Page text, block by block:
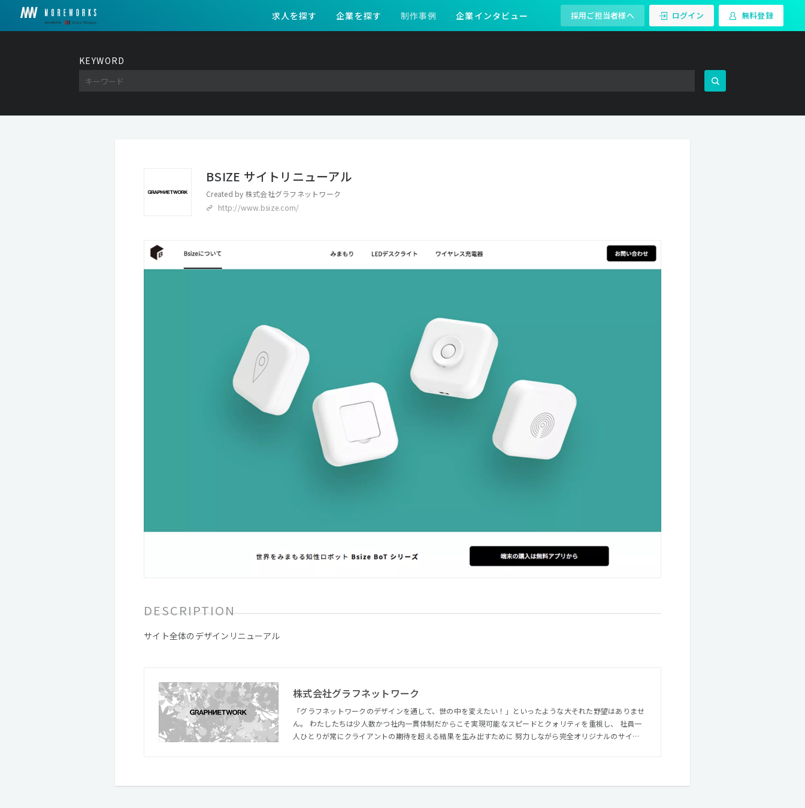
求人を探す 企業を探す 制作事例 企業インタビュー 採用ご担当者様へ ログイン 無料登録
KEYWORD
BSIZE サイトリニューアル
Created by 株式会社グラフネットワーク
http://www.bsize.com/
DESCRIPTION
サイト全体のデザインリニューアル
株式会社グラフネットワーク
「グラフネットワークのデザインを通して、世の中を変えたい！」といったような大それた野望はありませ
ん。 わたしたちは少人数かつ社内一貫体制だからこそ実現可能なスピードとクォリティを重視し、 社員一
人ひとりが常にクライアントの期待を超える結果を生み出すために 努力しながら完全オリジナルのサイト
のデザイナーが担当するのが基本。 クライアントとのコミュニケーションも各制作担当者が行うので、 評